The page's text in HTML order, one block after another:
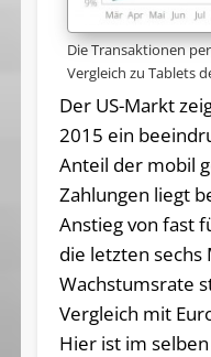
Die Transaktionen
Vergleich zu Tablets
Der US-Markt
2015 ein
Anteil der mobil
Zahlungen liegt
Anstieg von fast
die letzten sechs
Wachstumsrate
Vergleich mit
Hier ist im